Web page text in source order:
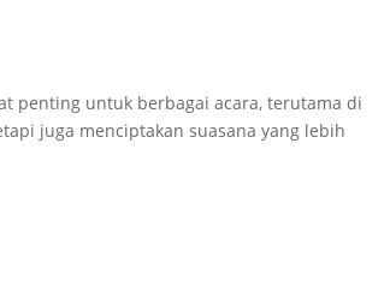
penting untuk berbagai acara, terutama di
juga menciptakan suasana yang lebih